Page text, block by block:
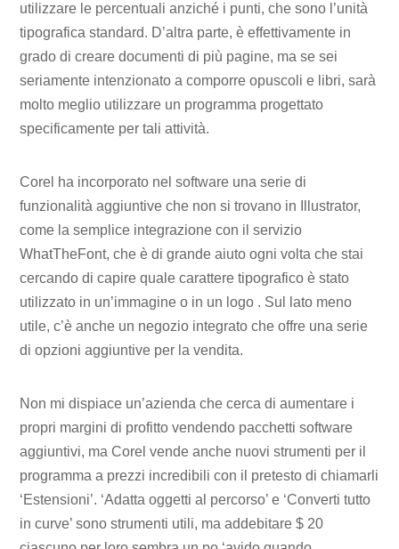
utilizzare le percentuali anziché i punti, che sono l’unità
tipografica standard. D’altra parte, è effettivamente in
grado di creare documenti di più pagine, ma se sei
seriamente intenzionato a comporre opuscoli e libri, sarà
molto meglio utilizzare un programma progettato
specificamente per tali attività.
Corel ha incorporato nel software una serie di
funzionalità aggiuntive che non si trovano in Illustrator,
come la semplice integrazione con il servizio
WhatTheFont, che è di grande aiuto ogni volta che stai
cercando di capire quale carattere tipografico è stato
utilizzato in un’immagine o in un logo . Sul lato meno
utile, c’è anche un negozio integrato che offre una serie
di opzioni aggiuntive per la vendita.
Non mi dispiace un’azienda che cerca di aumentare i
propri margini di profitto vendendo pacchetti software
aggiuntivi, ma Corel vende anche nuovi strumenti per il
programma a prezzi incredibili con il pretesto di chiamarli
‘Estensioni’. ‘Adatta oggetti al percorso’ e ‘Converti tutto
in curve’ sono strumenti utili, ma addebitare $ 20